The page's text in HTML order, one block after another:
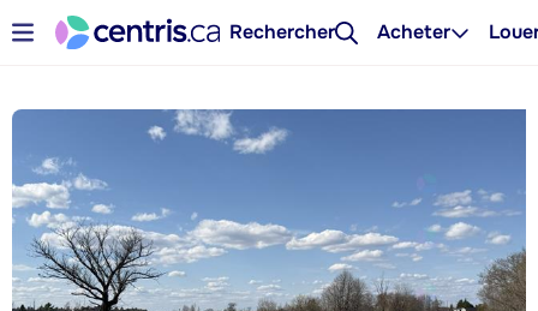
Rechercher Acheter